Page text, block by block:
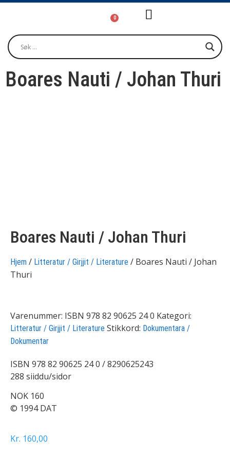
0
Boares Nauti / Johan Thuri
Boares Nauti / Johan Thuri
Hjem / Litteratur / Girjjit / Literature / Boares Nauti / Johan
Thuri
Varenummer: ISBN 978 82 90625 24 0 Kategori:
Litteratur / Girjjit / Literature Stikkord: Dokumentara /
Dokumentar
ISBN 978 82 90625 24 0 / 8290625243
288 siiddu/sidor
NOK 160
© 1994 DAT
Kr 160,00